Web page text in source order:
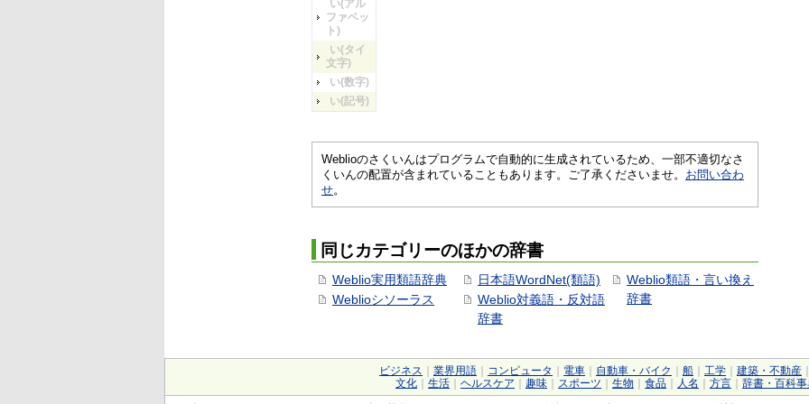
い(アル
ファベッ
ト)
い(タイ
文字)
い(数字)
い(記号)
Weblioのさくいんはプログラムで自動的に生成されているため、一部不適切なさ
くいんの配置が含まれていることもあります。ご了承くださいませ。 お問い合わ
せ。
同じカテゴリーのほかの辞書
Weblio実用類語辞典
Weblioシソーラス
日本語WordNet(類語)
Weblio対義語・反対語
辞書
Weblio類語・言い換え
辞書
ビジネス 業界用語 コンピュータ 電車 自動車・バイク 船 工学 建築・不動産
文化
生活 ヘルスケア 趣味 スポーツ 生物 食品 人名 方言 辞書・百科事